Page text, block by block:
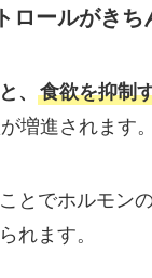
ールがきち
、 食欲を抑制
増進されます。
とでホルモン
れます。